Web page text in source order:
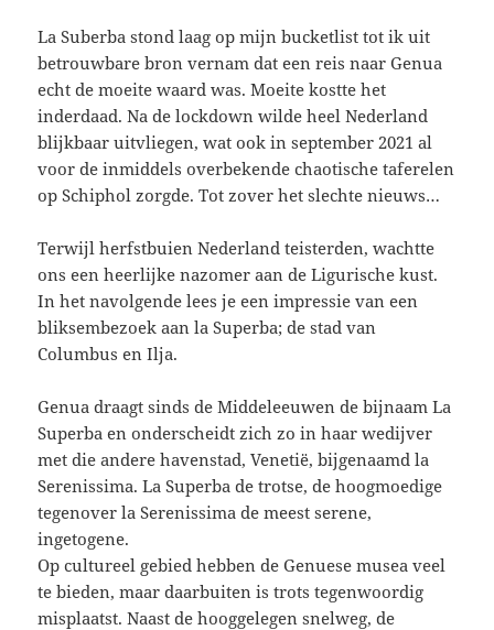
La Suberba stond laag op mijn bucketlist tot ik uit
betrouwbare bron vernam dat een reis naar Genua
echt de moeite waard was. Moeite kostte het
inderdaad. Na de lockdown wilde heel Nederland
blijkbaar uitvliegen, wat ook in september 2021 al
voor de inmiddels overbekende chaotische taferelen
op Schiphol zorgde. Tot zover het slechte nieuws…
Terwijl herfstbuien Nederland teisterden, wachtte
ons een heerlijke nazomer aan de Ligurische kust.
In het navolgende lees je een impressie van een
bliksembezoek aan la Superba; de stad van
Columbus en Ilja.
Genua draagt sinds de Middeleeuwen de bijnaam La
Superba en onderscheidt zich zo in haar wedijver
met die andere havenstad, Venetië, bijgenaamd la
Serenissima. La Superba de trotse, de hoogmoedige
tegenover la Serenissima de meest serene,
ingetogene.
Op cultureel gebied hebben de Genuese musea veel
te bieden, maar daarbuiten is trots tegenwoordig
misplaatst. Naast de hooggelegen snelweg, de